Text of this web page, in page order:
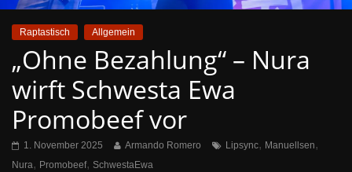
Raptastisch Allgemein
„Ohne Bezahlung“ – Nura
wirft Schwesta Ewa
Promobeef vor
1. November 2025 Armando Romero Lipsync, Manuellsen,
Nura, Promobeef, SchwestaEwa